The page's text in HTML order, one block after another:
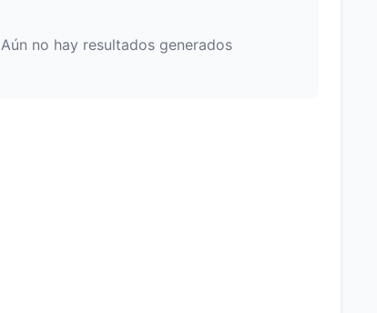
Aún no hay resultados generados